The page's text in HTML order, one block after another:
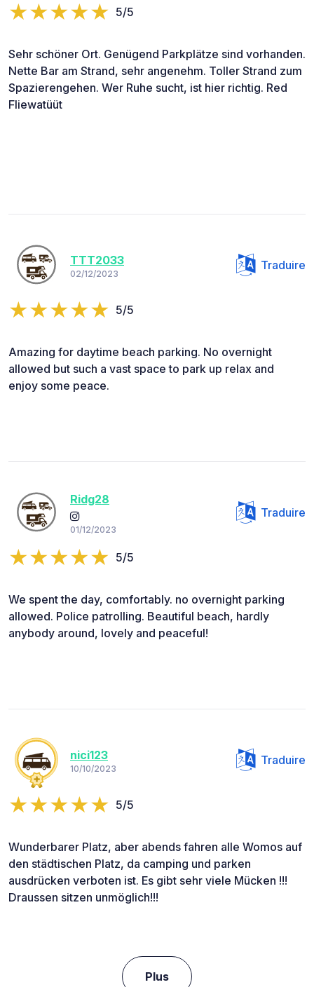
5/5
Sehr schöner Ort. Genügend Parkplätze sind vorhanden.
Nette Bar am Strand, sehr angenehm. Toller Strand zum
Spazierengehen. Wer Ruhe sucht, ist hier richtig. Red
Fliewatüüt
TTT2033
02/12/2023
Traduire
5/5
Amazing for daytime beach parking. No overnight
allowed but such a vast space to park up relax and
enjoy some peace.
Ridg28
01/12/2023
Traduire
5/5
We spent the day, comfortably. no overnight parking
allowed. Police patrolling. Beautiful beach, hardly
anybody around, lovely and peaceful!
nici123
10/10/2023
Traduire
5/5
Wunderbarer Platz, aber abends fahren alle Womos auf
den städtischen Platz, da camping und parken
ausdrücken verboten ist. Es gibt sehr viele Mücken !!!
Draussen sitzen unmöglich!!!
Plus